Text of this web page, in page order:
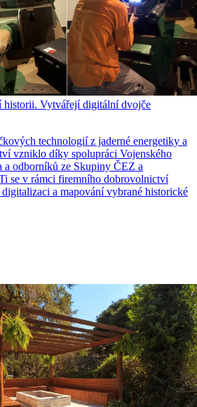
historii. Vytvářejí digitální dvojče
technologií z jaderné energetiky a
vzniklo díky spolupráci Vojenského
a odborníků ze Skupiny ČEZ a
se v rámci firemního dobrovolnictví
a mapování vybrané historické